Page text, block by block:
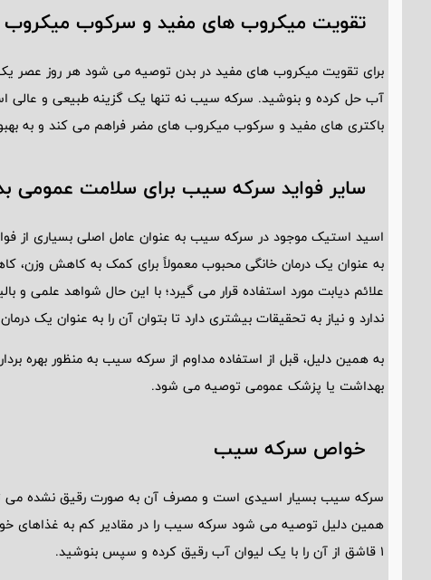
تقویت میکروب ‌های مفید و سرکوب
برای تقویت میکروب ‌های مفید در بدن توصیه می‌ شود هر روز عصر
آب حل کرده و بنوشید. سرکه سیب نه تنها یک گزینه طبیعی و عالی
باکتری ‌های مفید و سرکوب میکروب های مضر فراهم می ‌کند و به
سایر فواید سرکه سیب برای سلامت عمومی
اسید استیک موجود در سرکه سیب به عنوان عامل اصلی بسیاری از
به عنوان یک درمان خانگی محبوب معمولاً برای کمک به کاهش
علائم دیابت مورد استفاده قرار می ‌گیرد؛ با این حال شواهد علمی و
ندارد و نیاز به تحقیقات بیشتری دارد تا بتوان آن را به عنوان یک
به همین دلیل، قبل از استفاده مداوم از سرکه سیب به منظور بهره
بهداشت یا پزشک عمومی توصیه می ‌شود.
خواص سرکه سیب
سرکه سیب بسیار اسیدی است و مصرف آن به صورت رقیق نشده می
همین دلیل توصیه می ‌شود سرکه سیب را در مقادیر کم به غذاهای
1 قاشق از آن را با یک لیوان آب رقیق کرده و سپس بنوشید.